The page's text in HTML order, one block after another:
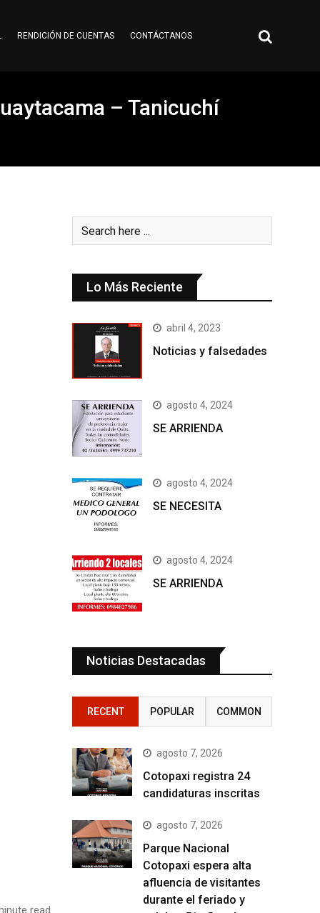
RENDICIÓN DE CUENTAS CONTÁCTANOS
– Tanicuchí
read
Lo Más Reciente
abril 4, 2023
Noticias y falsedades
agosto 4, 2024
SE ARRIENDA
agosto 4, 2024
SE NECESITA
agosto 4, 2024
SE ARRIENDA
Noticias Destacadas
RECENT POPULAR COMMON
agosto 7, 2026
Cotopaxi registra 24
candidaturas inscritas
agosto 7, 2026
Parque Nacional
Cotopaxi espera alta
afluencia de visitantes
durante el feriado y